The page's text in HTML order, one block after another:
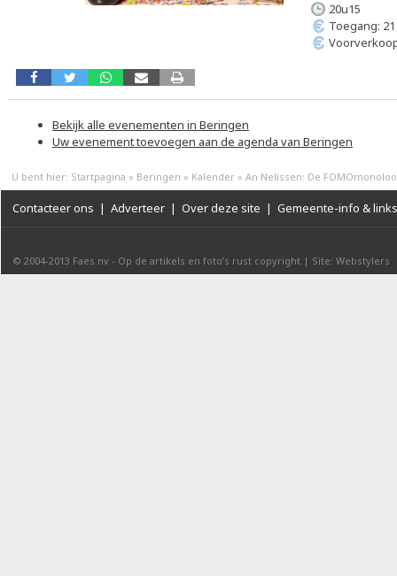
20u15
Toegang:
Bekijk alle evenementen in Beringen
Uw evenement toevoegen aan de agenda van Beringen
U bent hier: Startpagina » Beringen » Kalender » An Nelissen: De
Contacteer ons | Adverteer | Over deze site | Gemeente-info & links
© 2004-2013 Faes nv - Op de artikels en foto’s rust copyright | Site: Webstylers